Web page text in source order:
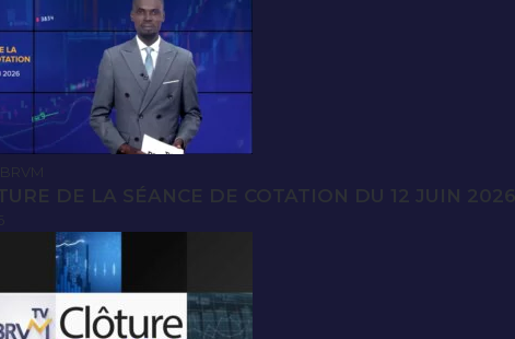
DE LA SÉANCE DE COTATION DU 12 JUIN 2026